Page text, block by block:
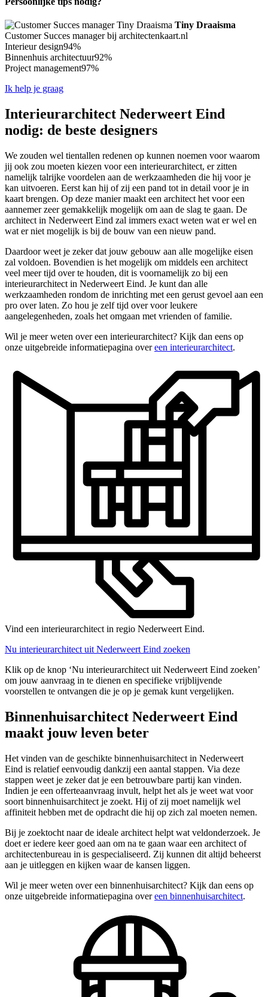
Tiny Draaisma
Customer Succes manager bij architectenkaart.nl
Interieur design94%
Binnenhuis architectuur92%
Project management97%
Ik help je graag
Interieurarchitect Nederweert Eind
nodig: de beste designers
We zouden wel tientallen redenen op kunnen noemen voor waarom
jij ook zou moeten kiezen voor een interieurarchitect, er zitten
namelijk talrijke voordelen aan de werkzaamheden die hij voor je
kan uitvoeren. Eerst kan hij of zij een pand tot in detail voor je in
kaart brengen. Op deze manier maakt een architect het voor een
aannemer zeer gemakkelijk mogelijk om aan de slag te gaan. De
architect in Nederweert Eind zal immers exact weten wat er wel en
wat er niet mogelijk is bij de bouw van een nieuw pand.
Daardoor weet je zeker dat jouw gebouw aan alle mogelijke eisen
zal voldoen. Bovendien is het mogelijk om middels een architect
veel meer tijd over te houden, dit is voornamelijk zo bij een
interieurarchitect in Nederweert Eind. Je kunt dan alle
werkzaamheden rondom de inrichting met een gerust gevoel aan een
pro over laten. Zo hou je zelf tijd over voor leukere
aangelegenheden, zoals het omgaan met vrienden of familie.
Wil je meer weten over een interieurarchitect? Kijk dan eens op
onze uitgebreide informatiepagina overeen interieurarchitect.
Vind een interieurarchitect in regio Nederweert Eind.
Nu interieurarchitect uit Nederweert Eind zoeken
Klik op de knop ‘Nu interieurarchitect uit Nederweert Eind zoeken’
om jouw aanvraag in te dienen en specifieke vrijblijvende
voorstellen te ontvangen die je op je gemak kunt vergelijken.
Binnenhuisarchitect Nederweert Eind
maakt jouw leven beter
Het vinden van de geschikte binnenhuisarchitect in Nederweert
Eind is relatief eenvoudig dankzij een aantal stappen. Via deze
stappen weet je zeker dat je een betrouwbare partij kan vinden.
Indien je een offerteaanvraag invult, helpt het als je weet wat voor
soort binnenhuisarchitect je zoekt. Hij of zij moet namelijk wel
affiniteit hebben met de opdracht die hij op zich zal moeten nemen.
Bij je zoektocht naar de ideale architect helpt wat veldonderzoek. Je
doet er iedere keer goed aan om na te gaan waar een architect of
architectenbureau in is gespecialiseerd. Zij kunnen dit altijd beheerst
aan je uitleggen en kijken waar de kansen liggen.
Wil je meer weten over een binnenhuisarchitect? Kijk dan eens op
onze uitgebreide informatiepagina overeen binnenhuisarchitect.